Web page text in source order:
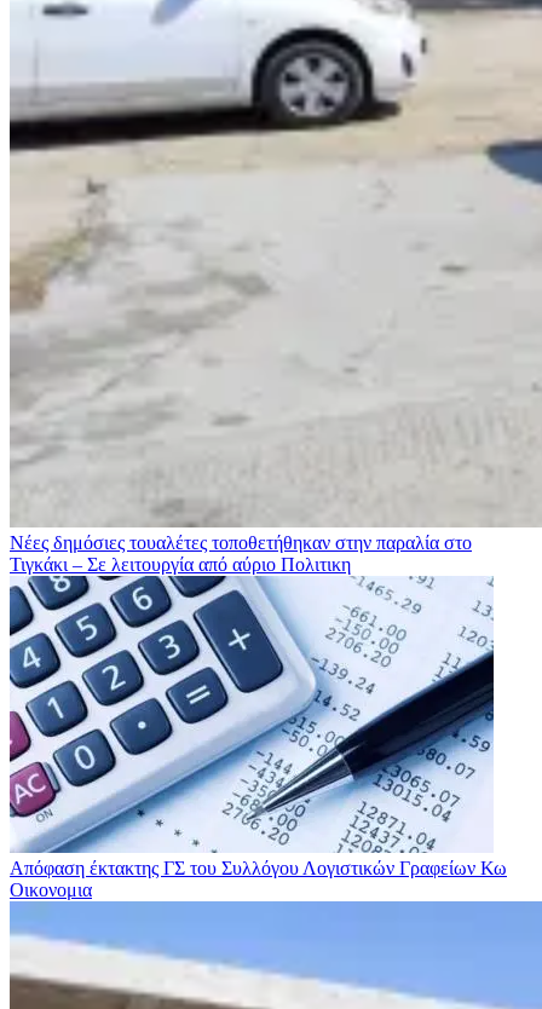
Νέες δημόσιες τουαλέτες τοποθετήθηκαν στην παραλία στο
Τιγκάκι – Σε λειτουργία από αύριο Πολιτικη
Απόφαση έκτακτης ΓΣ του Συλλόγου Λογιστικών Γραφείων Κω
Οικονομια